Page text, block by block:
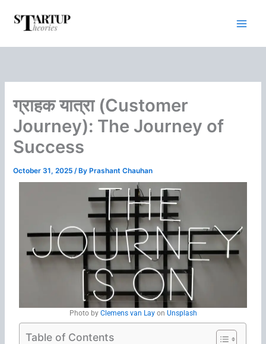
content
ग्राहक यात्रा (Customer
Journey): The Journey of
Success
October 31, 2025/ By Prashant Chauhan
Photo by Clemens van Layon Unsplash
Table of Contents